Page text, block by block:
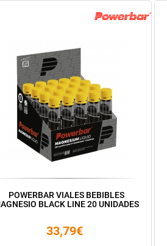
POWERBAR VIALES BEBIBLES
BLACK LINE 20 UNIDADES
33,79€